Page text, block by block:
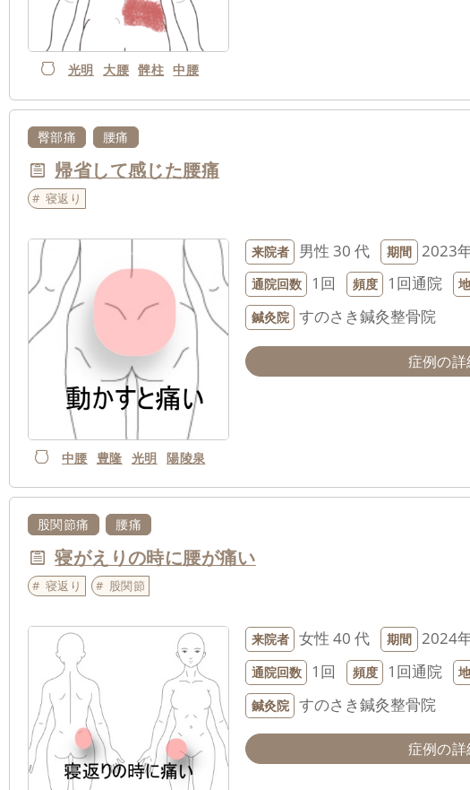
光明 大腰 髀柱 中腰
臀部痛 腰痛
帰省して感じた腰痛
寝返り
中腰 豊隆 光明 陽陵泉
来院者 男性 30 代 期間 2023
通院回数 1回 頻度 1回通院
鍼灸院 すのさき鍼灸整骨院
症例の詳
股関節痛 腰痛
寝がえりの時に腰が痛い
寝返り 股関節
来院者 女性 40 代 期間 2024
通院回数 1回 頻度 1回通院
鍼灸院 すのさき鍼灸整骨院
症例の詳